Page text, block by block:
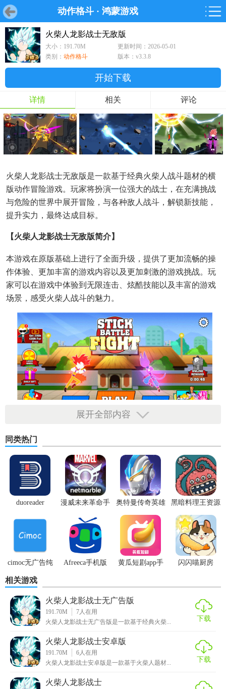
动作格斗 · 鸿蒙游戏
首页 游戏 软件 鸿蒙游戏
首页 游戏 软件 鸿蒙
游戏
鸿蒙
软件
专题
火柴人龙影战士无敌版
大小：191.70M
更新时间：2026-05-01
类别： 动作格斗 版本：v3.3.8
开始下载
详情 相关 评论
火柴人龙影战士无敌版是一款基于经典火柴人战斗题材的横
版动作冒险游戏。玩家将扮演一位强大的战士，在充满挑战
与危险的世界中展开冒险，与各种敌人战斗，解锁新技能，
提升实力，最终达成目标。
【火柴人龙影战士无敌版简介】
本游戏在原版基础上进行了全面升级，提供了更加流畅的操
作体验、更加丰富的游戏内容以及更加刺激的游戏挑战。玩
家可以在游戏中体验到无限连击、炫酷技能以及丰富的游戏
场景，感受火柴人战斗的魅力。
【火柴人龙影战士无敌版特色】
1. 无限连击：玩家可以组合多种攻击方式，实现无限连击，
让战斗更加刺激。
2. 炫酷技能：游戏中拥有多种技能供玩家选择，每个技能都
有独特的视觉效果和强大的威力。
3. 丰富场景：游戏设计了多个不同的场景，每个场景都有独
特的敌人和挑战，让玩家体验到不同的游戏乐趣。
4. 角色成长：玩家可以通过战斗获得经验，提升等级，解锁
【火柴人龙影战士无敌版亮点】
1. 无敌模式：开启无敌模式后，玩家将拥有无限生命值，可
2. 自动战斗：游戏支持自动战斗功能，让玩家在忙碌时也能
轻松享受游戏乐趣。
3. 离线收益：即使玩家离线，角色也会继续战斗并获得奖
展开全部内容
同类热门
duoreader
漫威未来革命手
奥特曼传奇英雄
体验服
黑暗料理王资源
无限
cimoc无广告纯
净版
Afreeca手机版
黄瓜短剧app手
闪闪喵厨房
相关游戏
火柴人龙影战士无广告版
191.70M 7 人在用
火柴人龙影战士无广告版是一款基于经典火柴...
下载
火柴人龙影战士安卓版
191.70M 6 人在用
火柴人龙影战士安卓版是一款基于火柴人题材...
下载
火柴人龙影战士